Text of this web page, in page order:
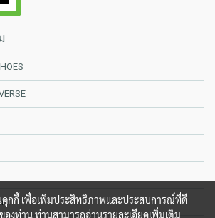
คุกกี้ เพื่อเพิ่มประสิทธิภาพและประสบการณ์ที่ดี
องท่าน ท่านสามารถอ่านรายละเอียดเพิ่มเติม